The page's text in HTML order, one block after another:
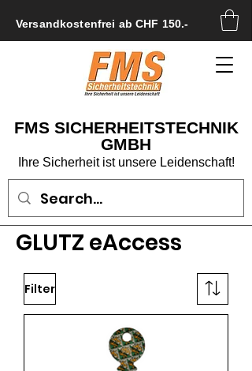
FMS SICHERHEITSTECHNIK
GMBH
Ihre Sicherheit ist unsere Leidenschaft!
Versandkostenfrei ab CHF 150.-
GLUTZ eAccess
Filter